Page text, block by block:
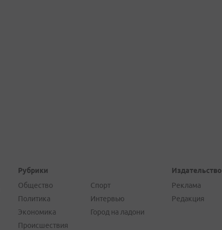
Рубрики
Общество
Политика
Экономика
Происшествия
Спорт
Интервью
Город на ладони
Издательство
Реклама
Редакция